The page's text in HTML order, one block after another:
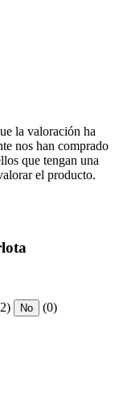
la valoración ha
nos han comprado
que tengan una
el producto.
No (0)